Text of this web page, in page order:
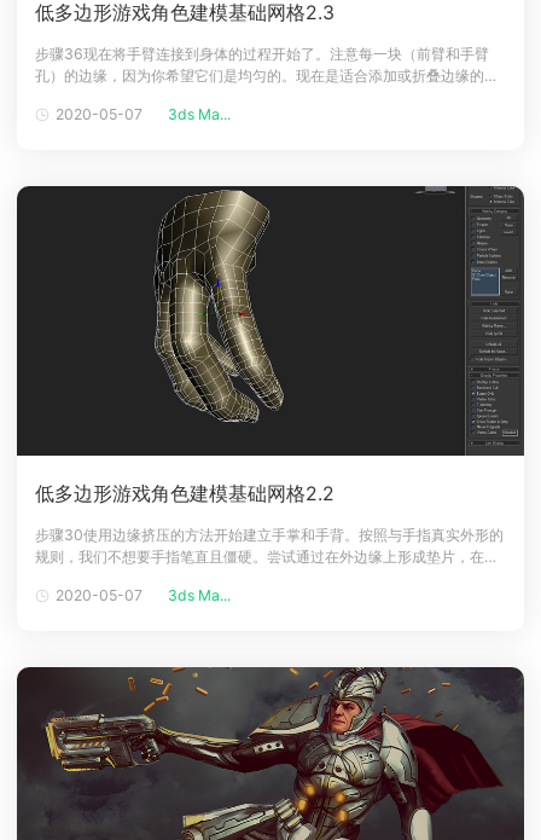
低多边形游戏角色建模基础网格2.3
步骤36现在将手臂连接到身体的过程开始了。注意每一块（前臂和手臂
孔）的边缘，因为你希望它们是均匀的。现在是适合添加或折叠边缘的好
的模型的情况下，我需要添加边缘到我的躯干。步骤37为了使手臂和躯干
2020-05-07 3ds Ma...
低多边形游戏角色建模基础网格2.2
步骤30使用边缘挤压的方法开始建立手掌和手背。按照与手指真实外形的
规则，我们不想要手指笔直且僵硬。尝试通过在外边缘上形成垫片，在中
静脉，指关节和掌骨有相应轮廓，整体我们希望它是相对平坦的，只要在
2020-05-07 3ds Ma...